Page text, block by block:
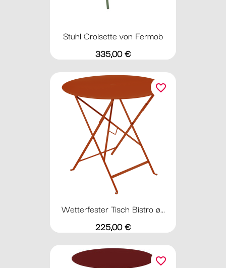
Stuhl Croisette von Fermob
Preis
335,00 €
Wetterfester Tisch Bistro ø...
Preis
225,00 €
favorite_border
favorite_border